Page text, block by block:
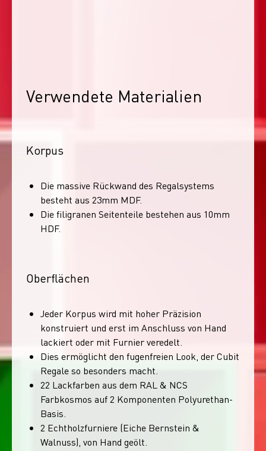
Verwendete Materialien
Korpus
Die massive Rückwand des Regalsystems
besteht aus 23mm MDF.
Die filigranen Seitenteile bestehen aus 10mm
HDF.
Oberflächen
Jeder Korpus wird mit hoher Präzision
konstruiert und erst im Anschluss von Hand
lackiert oder mit Furnier veredelt.
Dies ermöglicht den fugenfreien Look, der Cubit
Regale so besonders macht.
22 Lackfarben aus dem RAL & NCS
Farbkosmos auf 2 Komponenten Polyurethan-
Basis.
2 Echtholzfurniere (Eiche Bernstein &
Walnuss), von Hand geölt.